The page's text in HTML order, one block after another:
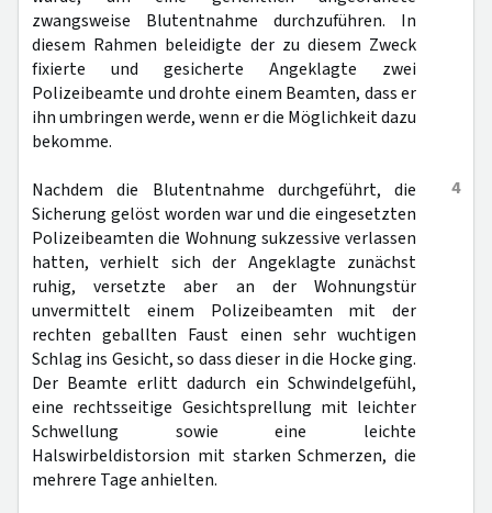
zwangsweise Blutentnahme durchzuführen. In
diesem Rahmen beleidigte der zu diesem Zweck
fixierte und gesicherte Angeklagte zwei
Polizeibeamte und drohte einem Beamten, dass er
ihn umbringen werde, wenn er die Möglichkeit dazu
bekomme.
4
Nachdem die Blutentnahme durchgeführt, die
Sicherung gelöst worden war und die eingesetzten
Polizeibeamten die Wohnung sukzessive verlassen
hatten, verhielt sich der Angeklagte zunächst
ruhig, versetzte aber an der Wohnungstür
unvermittelt einem Polizeibeamten mit der
rechten geballten Faust einen sehr wuchtigen
Schlag ins Gesicht, so dass dieser in die Hocke ging.
Der Beamte erlitt dadurch ein Schwindelgefühl,
eine rechtsseitige Gesichtsprellung mit leichter
Schwellung sowie eine leichte
Halswirbeldistorsion mit starken Schmerzen, die
mehrere Tage anhielten.